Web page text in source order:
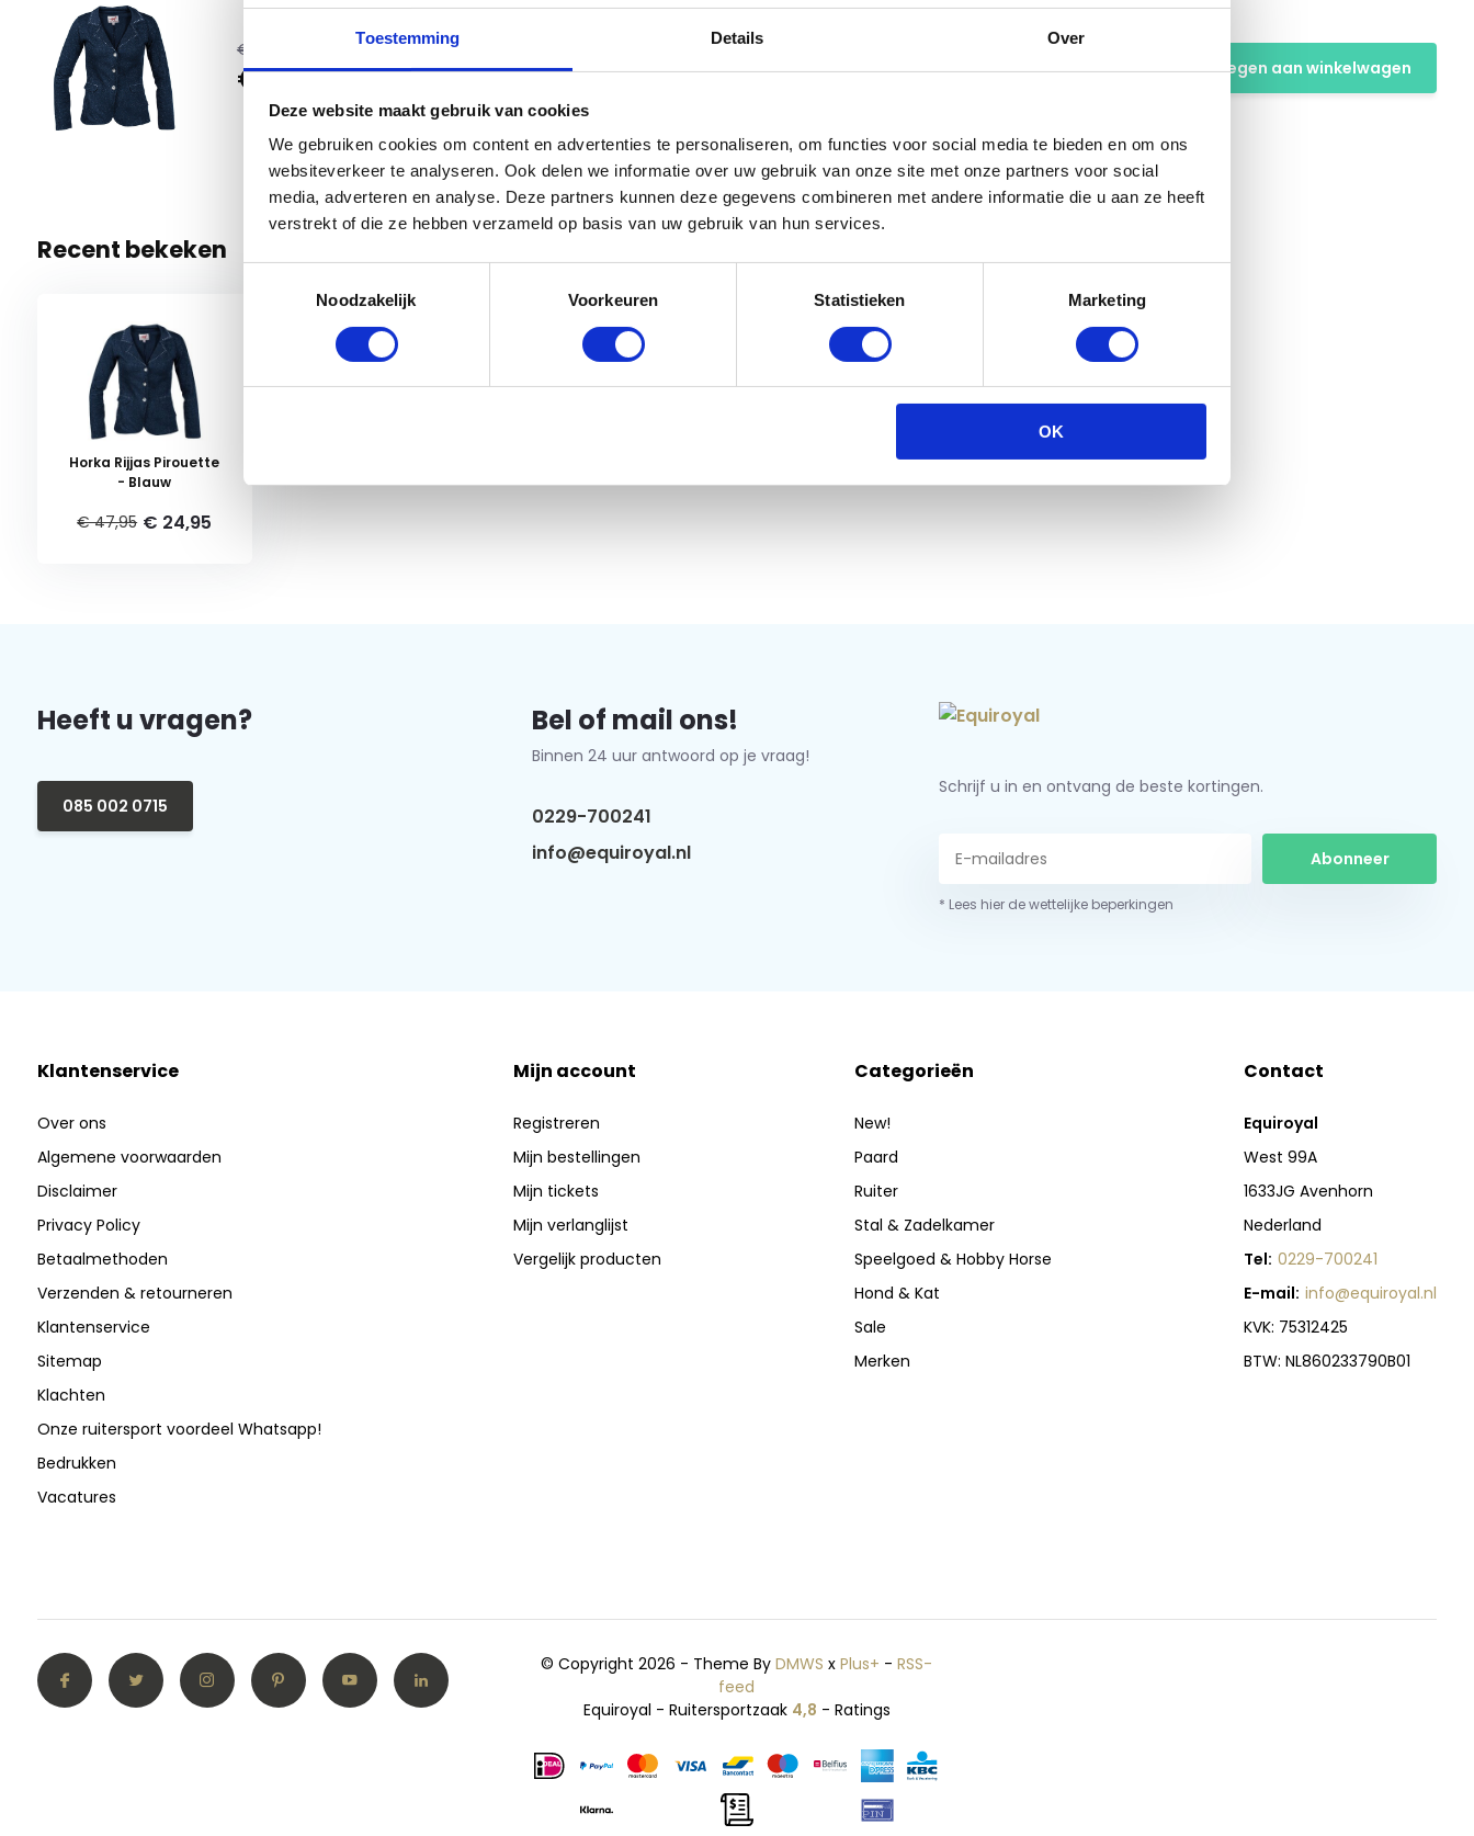
Toestemming Details Over
Deze website maakt gebruik van cookies
We gebruiken cookies om content en advertenties te personaliseren, om functies voor social media te bieden en om ons
websiteverkeer te analyseren. Ook delen we informatie over uw gebruik van onze site met onze partners voor social
media, adverteren en analyse. Deze partners kunnen deze gegevens combineren met andere informatie die u aan ze heeft
verstrekt of die ze hebben verzameld op basis van uw gebruik van hun services.
Noodzakelijk
Voorkeuren Statistieken Marketing
OK
€ 47,95
€ 24,95
Horka Rijjas Pirouette - Blauw
104
1 Op voorraad: voor 17:00 besteld = morgen in huis
Toevoegen aan winkelwagen
Recent bekeken
Horka Rijjas Pirouette
- Blauw
€ 47,95 € 24,95
Heeft u vragen?
085 002 0715
Bel of mail ons!
Binnen 24 uur antwoord op je vraag!
0229-700241
info@equiroyal.nl
Schrijf u in en ontvang de beste kortingen.
Abonneer
* Lees hier de wettelijke beperkingen
Klantenservice
Over ons
Algemene voorwaarden
Disclaimer
Privacy Policy
Betaalmethoden
Verzenden & retourneren
Klantenservice
Sitemap
Klachten
Onze ruitersport voordeel Whatsapp!
Bedrukken
Vacatures
Mijn account
Registreren
Mijn bestellingen
Mijn tickets
Mijn verlanglijst
Vergelijk producten
Categorieën
New!
Paard
Ruiter
Stal & Zadelkamer
Speelgoed & Hobby Horse
Hond & Kat
Sale
Merken
Contact
Equiroyal
West 99A
1633JG Avenhorn
Nederland
Tel: 0229-700241
E-mail: info@equiroyal.nl
KVK: 75312425
BTW: NL860233790B01
© Copyright 2026 - Theme ByDMWS xPlus+ -RSS-
feed
Equiroyal - Ruitersportzaak 4,8 - Ratings